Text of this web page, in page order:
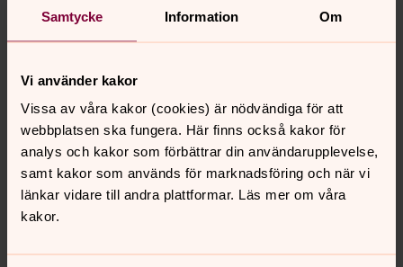
Samtycke Information Om
Vi använder kakor
Vissa av våra kakor (cookies) är nödvändiga för att
webbplatsen ska fungera. Här finns också kakor för
analys och kakor som förbättrar din användarupplevelse,
samt kakor som används för marknadsföring och när vi
länkar vidare till andra plattformar. Läs mer om våra
kakor.
Erik Alpner